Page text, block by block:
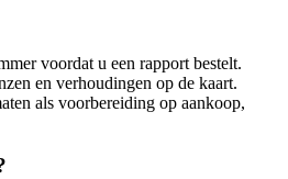
voordat u een rapport bestelt.
en verhoudingen op de kaart.
als voorbereiding op aankoop,